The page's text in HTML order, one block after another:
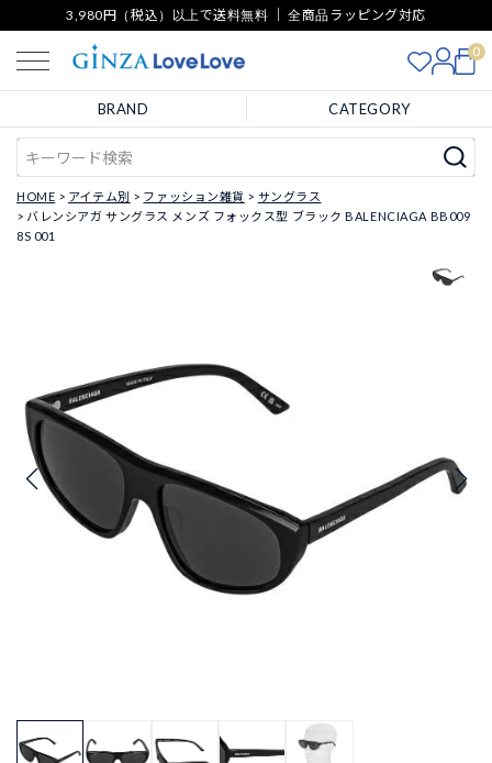
3,980円（税込）以上で送料無料 ｜ 全商品ラッピング対応
0
BRAND CATEGORY
HOME アイテム別 ファッション雑貨
サングラス
バレンシアガ サングラス メンズ フォックス型 ブラック BALENCIAGA BB009
8S 001